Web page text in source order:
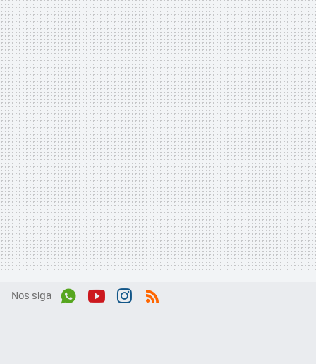
Nos siga